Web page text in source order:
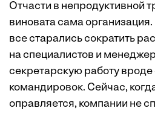
Отчасти в непродуктивной
виновата сама
все старались сократить
на специалистов и
секретарскую работу
командировок. Сейчас,
оправляется, компании не